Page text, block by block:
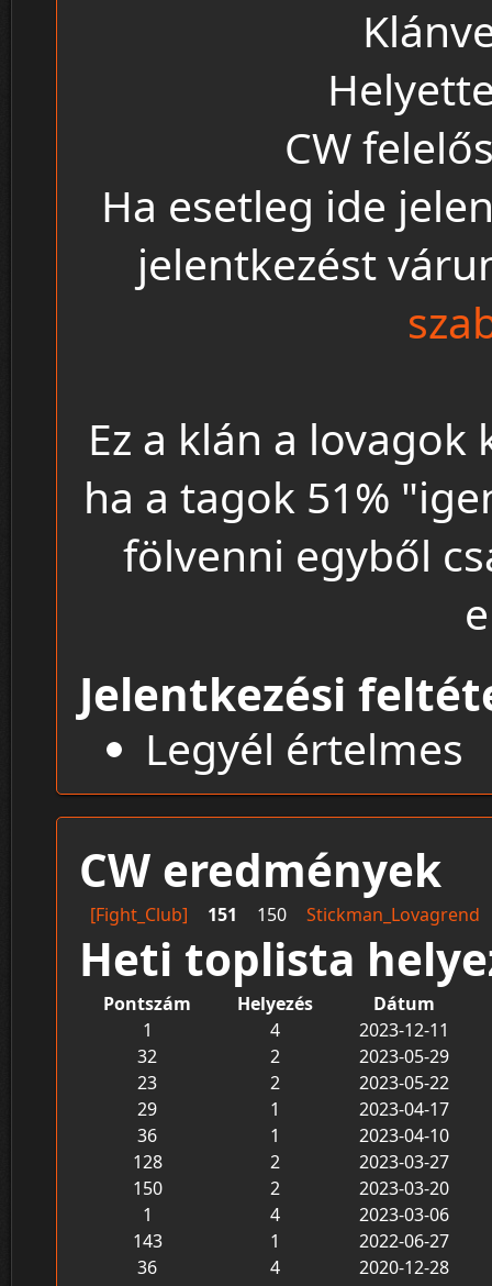
CW
Ha esetleg ide
jelentkezést
Ez a klán a
ha a tagok 51%
fölvenni egyből
Jelentkezési
Legyél értelmes
CW eredmények
[Fight_Club] 151 150 Stickman_Lovagrend
Heti toplista
Pontszám Helyezés
Dátum
1
4
2023-12-11
32
2
2023-05-29
23
2
2023-05-22
29
1
2023-04-17
36
1
2023-04-10
128
2
2023-03-27
150
2
2023-03-20
1
4
2023-03-06
143
1
2022-06-27
36
4
2020-12-28